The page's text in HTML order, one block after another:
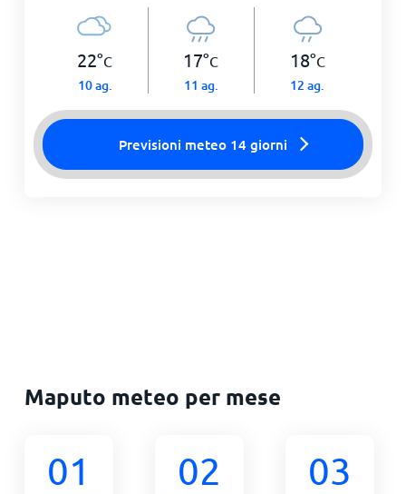
22°C
10 ag.
17°C
11 ag.
18°C
12 ag.
Previsioni meteo 14 giorni
Maputo meteo per mese
01 02 03